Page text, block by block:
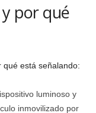
por qué
está señalando:
luminoso y
inmovilizado por